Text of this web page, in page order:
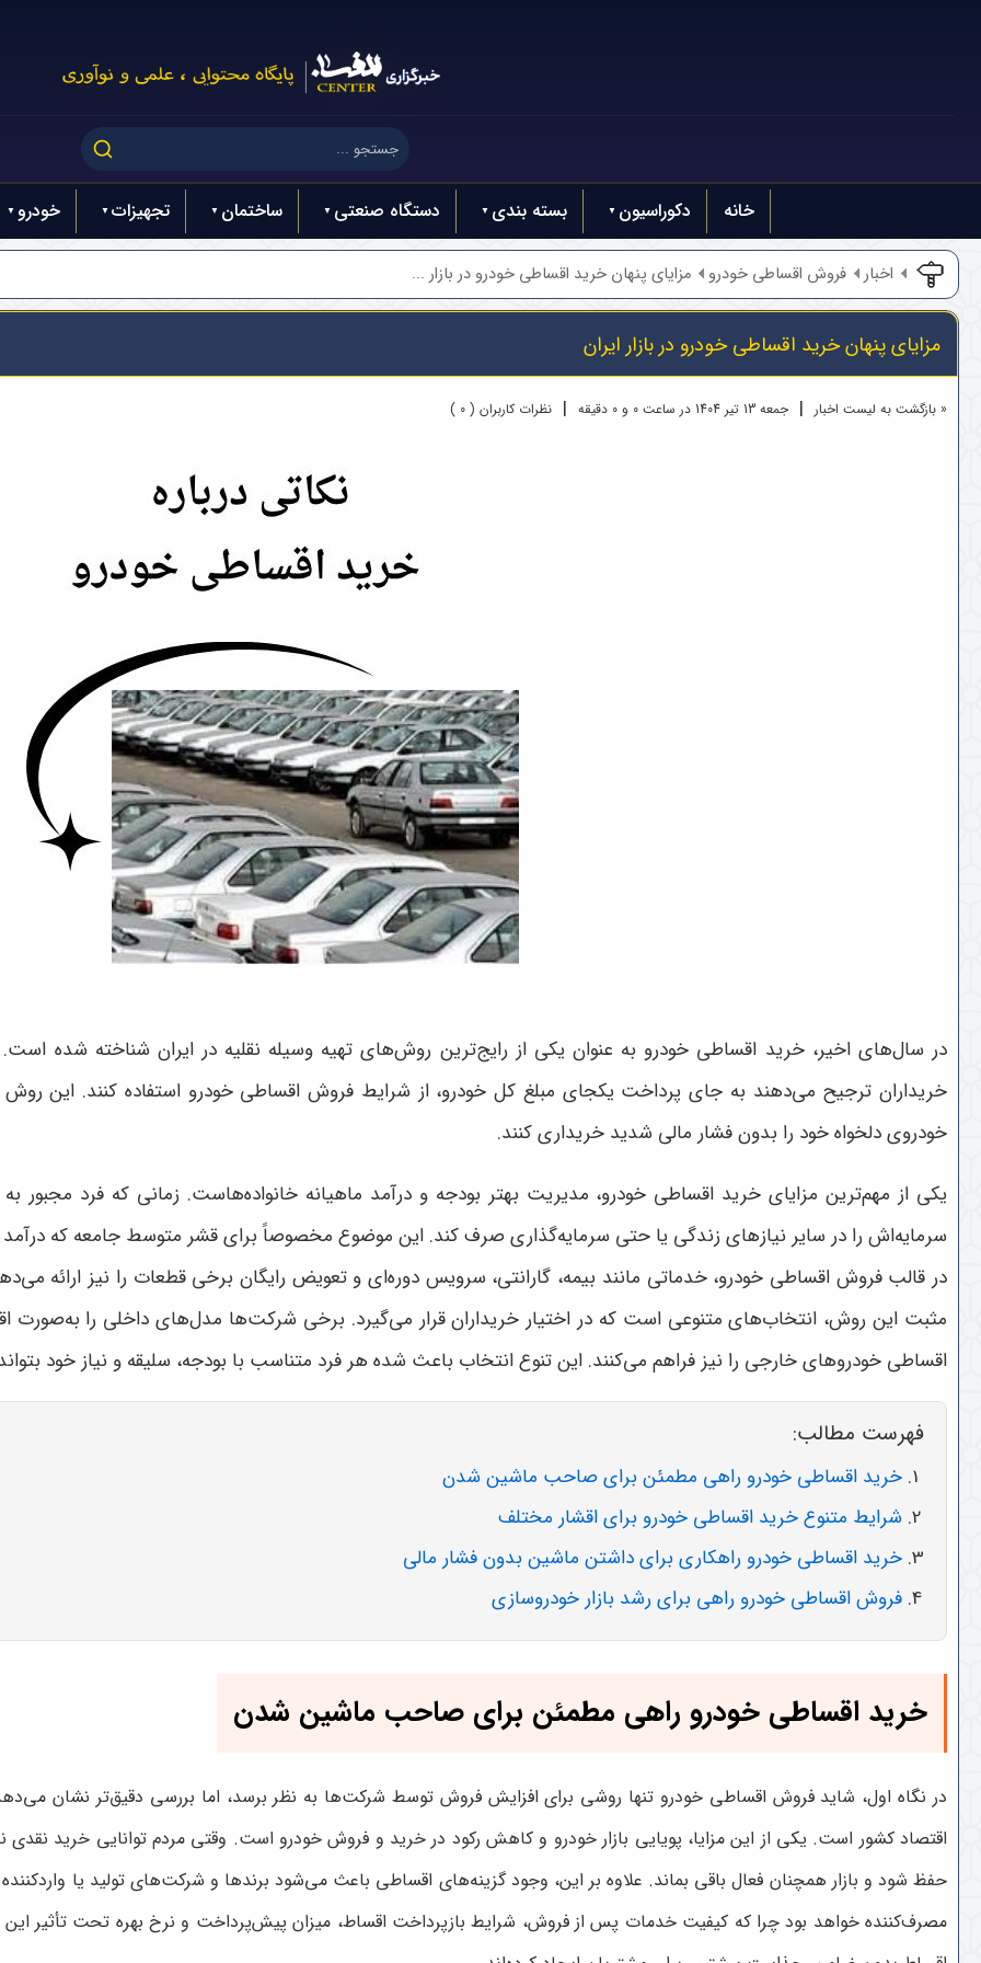
خانه دکوراسیون بسته بندی دستگاه صنعتی ساختمان تجهیزات خودرو
اخبار فروش اقساطی خودرو مزایای پنهان خرید اقساطی خودرو در بازار ...
مزایای پنهان خرید اقساطی خودرو در بازار ایران
« بازگشت به لیست اخبار | جمعه 13 تير 1404 در ساعت 0 و 0 دقیقه | نظرات کاربران ( 0 )
در سال‌های اخیر، خرید اقساطی خودرو به عنوان یکی از رایج‌ترین روش‌های تهیه وسیله نقلیه در ایران شناخته شده
خریداران ترجیح می‌دهند به جای پرداخت یکجای مبلغ کل خودرو، از شرایط فروش اقساطی خودرو استفاده کنند. این
خودروی دلخواه خود را بدون فشار مالی شدید خریداری کنند.
یکی از مهم‌ترین مزایای خرید اقساطی خودرو، مدیریت بهتر بودجه و درآمد ماهیانه خانواده‌هاست. زمانی که فرد مجبور
سرمایه‌اش را در سایر نیازهای زندگی یا حتی سرمایه‌گذاری صرف کند. این موضوع مخصوصاً برای قشر متوسط جامعه که درآمد
در قالب فروش اقساطی خودرو، خدماتی مانند بیمه، گارانتی، سرویس دوره‌ای و تعویض رایگان برخی قطعات را نیز ارائه
مثبت این روش، انتخاب‌های متنوعی است که در اختیار خریداران قرار می‌گیرد. برخی شرکت‌ها مدل‌های داخلی را به‌صورت
اقساطی خودروهای خارجی را نیز فراهم می‌کنند. این تنوع انتخاب باعث شده هر فرد متناسب با بودجه، سلیقه و نیاز خود بتواند
فهرست مطالب:
خرید اقساطی خودرو راهی مطمئن برای صاحب ماشین شدن
شرایط متنوع خرید اقساطی خودرو برای اقشار مختلف
خرید اقساطی خودرو راهکاری برای داشتن ماشین بدون فشار مالی
فروش اقساطی خودرو راهی برای رشد بازار خودروسازی
خرید اقساطی خودرو راهی مطمئن برای صاحب ماشین شدن
در نگاه اول، شاید فروش اقساطی خودرو تنها روشی برای افزایش فروش توسط شرکت‌ها به نظر برسد، اما بررسی دقیق‌تر نشان
اقتصاد کشور است. یکی از این مزایا، پویایی بازار خودرو و کاهش رکود در خرید و فروش خودرو است. وقتی مردم توانایی خرید نقدی
حفظ شود و بازار همچنان فعال باقی بماند. علاوه بر این، وجود گزینه‌های اقساطی باعث می‌شود برندها و شرکت‌های تولید یا
مصرف‌کننده خواهد بود چرا که کیفیت خدمات پس از فروش، شرایط بازپرداخت اقساط، میزان پیش‌پرداخت و نرخ بهره تحت تأثیر این